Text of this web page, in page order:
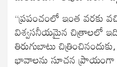
“ప్రపంచంలో ఇంత వరకు
విశ్వసనీయమైన చిత్రాలలో
తిరుగుబాటు
భావాలను సూచన ప్రాయంగా